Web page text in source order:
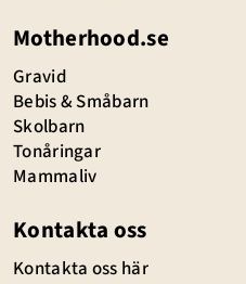
Motherhood.se
Gravid
Bebis & Småbarn
Skolbarn
Tonåringar
Mammaliv
Kontakta oss
Kontakta oss här